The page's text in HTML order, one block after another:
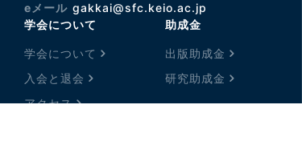
eメール gakkai@sfc.keio.ac.jp
学会について
学会について
入会と退会
アクセス
助成金
出版助成金
研究助成金